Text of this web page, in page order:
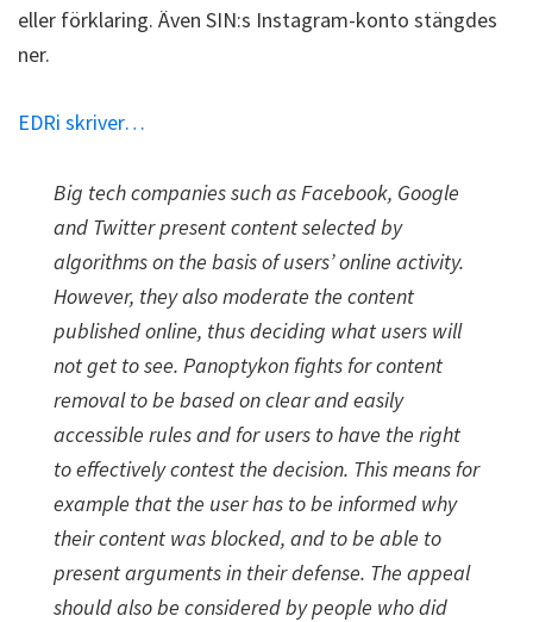
eller förklaring. Även SIN:s Instagram-konto stängdes
ner.
EDRi skriver…
Big tech companies such as Facebook, Google
and Twitter present content selected by
algorithms on the basis of users’ online activity.
However, they also moderate the content
published online, thus deciding what users will
not get to see. Panoptykon fights for content
removal to be based on clear and easily
accessible rules and for users to have the right
to effectively contest the decision. This means for
example that the user has to be informed why
their content was blocked, and to be able to
present arguments in their defense. The appeal
should also be considered by people who did